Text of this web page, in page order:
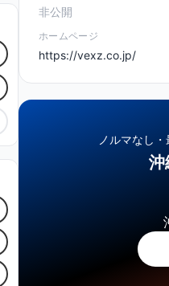
非公開
ホームページ
https://vexz.co.jp/
ノルマなし
沖